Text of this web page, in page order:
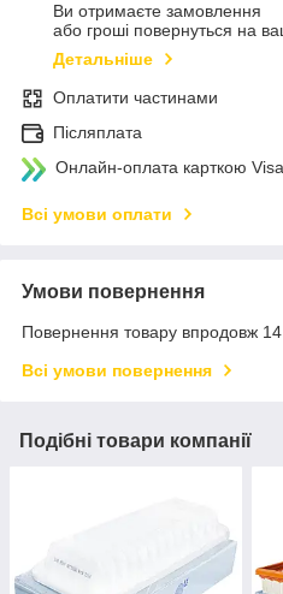
Ви отримаєте замовлення
або гроші повернуться на
Детальніше
Оплатити частинами
Післяплата
Онлайн-оплата карткою
Всі умови оплати
Умови повернення
Повернення товару впродовж 14
Всі умови повернення
Подібні товари компанії